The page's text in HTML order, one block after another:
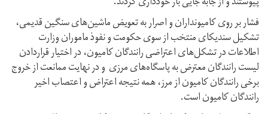
فشار بر روی کامیونداران و اصرار به تعویض ماشین‌های سنگین قدیمی،
تشکیل سندیکای منتخب از سوی حکومت و نفوذ ماموران وزارت
اطلاعات در تشکل‌های اعتراضی رانندگان کامیون، در اختیار قراردادن
لیست رانندگان معترض به پاسگاه‌های مرزی و در نهایت ممانعت از خروج
برخی رانندگان کامیون از مرز، همه نتیجه اعتراض و اعتصاب اخیر
رانندگان کامیون است.